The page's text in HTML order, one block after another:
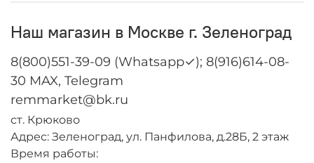
Наш магазин в Москве г. Зеленоград
8(800)551-39-09 (Whatsapp✓); 8(916)614-08-
30 MAX, Telegram
remmarket@bk.ru
ст. Крюково
Адрес: Зеленоград, ул. Панфилова, д.28Б, 2 этаж
Время работы: